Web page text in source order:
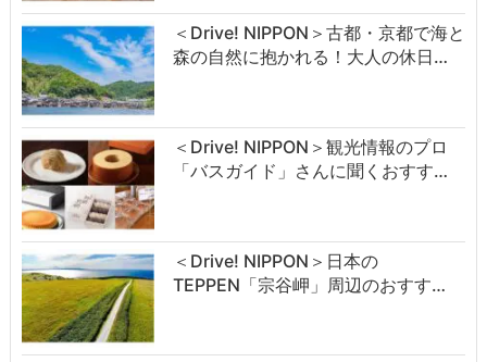
＜Drive! NIPPON＞古都・京都で海と
森の自然に抱かれる！大人の休日…
＜Drive! NIPPON＞観光情報のプロ
「バスガイド」さんに聞くおすす…
＜Drive! NIPPON＞日本の
TEPPEN「宗谷岬」周辺のおすす…